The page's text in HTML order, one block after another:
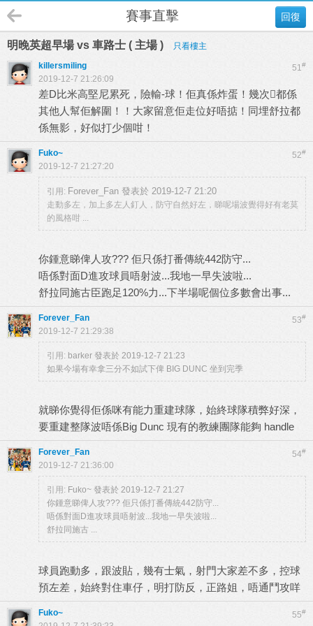
回復
賽事直擊
明晚英超早場 vs 車路士 ( 主場 ) 只看樓主
51#
killersmiling
2019-12-7 21:26:09
差D比米高堅尼累死，險輸-球！佢真係炸蛋！幾次都係
其他人幫佢解圍！！大家留意佢走位好唔掂！同埋舒拉都
係無影，好似打少個咁！
52#
Fuko~
2019-12-7 21:27:20
引用: Forever_Fan 發表於 2019-12-7 21:20
走動多左，加上多左人釘人，防守自然好左，睇呢場波覺得好有老莫
的風格咁 ...
你鍾意睇俾人攻??? 佢只係打番傳統442防守...
唔係對面D進攻球員唔射波...我地一早失波啦...
舒拉同施古臣跑足120%力...下半場呢個位多數會出事...
53#
Forever_Fan
2019-12-7 21:29:38
引用: barker 發表於 2019-12-7 21:23
如果今場有幸拿三分不如試下俾 BIG DUNC 坐到完季
就睇你覺得佢係咪有能力重建球隊，始終球隊積弊好深，
要重建整隊波唔係Big Dunc 現有的教練團隊能夠 handle
54#
Forever_Fan
2019-12-7 21:36:00
引用: Fuko~ 發表於 2019-12-7 21:27
你鍾意睇俾人攻??? 佢只係打番傳統442防守...
唔係對面D進攻球員唔射波...我地一早失波啦...
舒拉同施古 ...
球員跑動多，跟波貼，幾有士氣，射門大家差不多，控球
預左差，始終對住車仔，明打防反，正路姐，唔通鬥攻咩
55#
Fuko~